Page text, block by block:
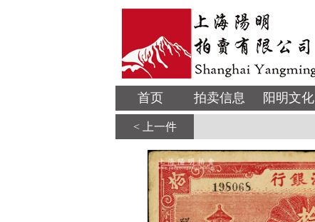
首页 拍卖信息 阳明文化
< 上一件